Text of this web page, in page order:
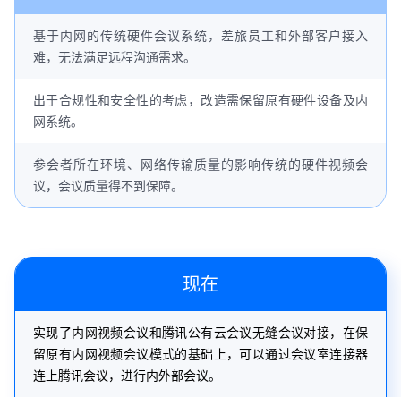
基于内网的传统硬件会议系统，差旅员工和外部客户接入
难，无法满足远程沟通需求。
出于合规性和安全性的考虑，改造需保留原有硬件设备及内
网系统。
参会者所在环境、网络传输质量的影响传统的硬件视频会
议，会议质量得不到保障。
现在
实现了内网视频会议和腾讯公有云会议无缝会议对接，在保
留原有内网视频会议模式的基础上，可以通过会议室连接器
连上腾讯会议，进行内外部会议。